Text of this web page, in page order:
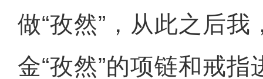
做“孜然”，从此之后我
金“孜然”的项链和戒指